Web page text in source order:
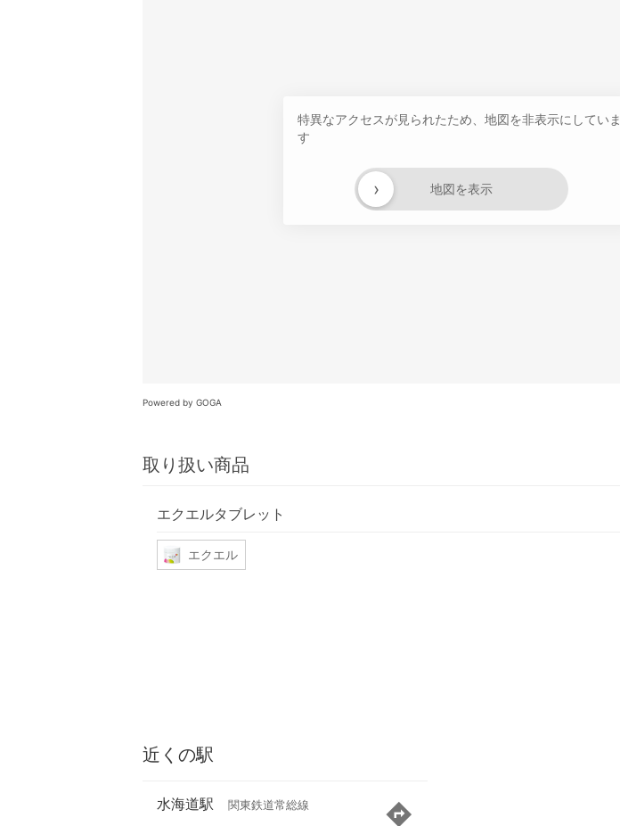
特異なアクセスが見られたため、地図を非表示にしていま
す
地図を表示
›
Powered by GOGA
取り扱い商品
エクエルタブレット
エクエル
近くの駅
水海道駅 関東鉄道常総線